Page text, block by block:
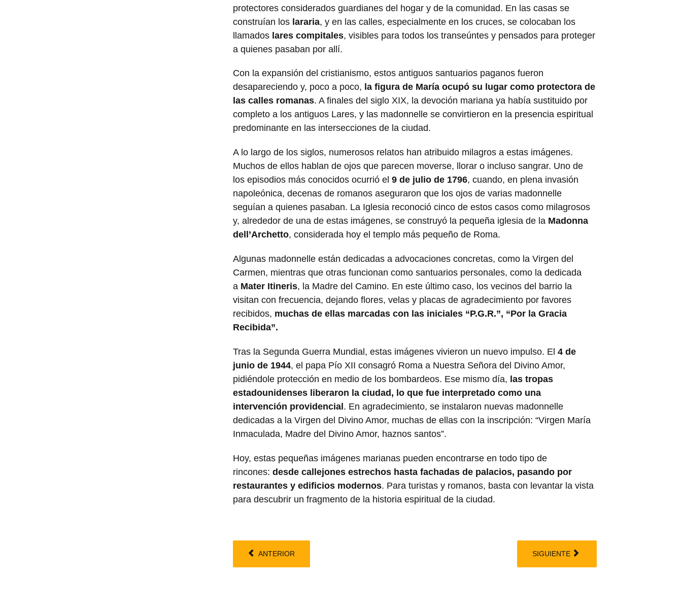
protectores considerados guardianes del hogar y de la comunidad. En las casas se
construían los lararia, y en las calles, especialmente en los cruces, se colocaban los
llamados lares compitales, visibles para todos los transeúntes y pensados para proteger
a quienes pasaban por allí.
Con la expansión del cristianismo, estos antiguos santuarios paganos fueron
desapareciendo y, poco a poco, la figura de María ocupó su lugar como protectora de
las calles romanas. A finales del siglo XIX, la devoción mariana ya había sustituido por
completo a los antiguos Lares, y las madonnelle se convirtieron en la presencia espiritual
predominante en las intersecciones de la ciudad.
A lo largo de los siglos, numerosos relatos han atribuido milagros a estas imágenes.
Muchos de ellos hablan de ojos que parecen moverse, llorar o incluso sangrar. Uno de
los episodios más conocidos ocurrió el 9 de julio de 1796, cuando, en plena invasión
napoleónica, decenas de romanos aseguraron que los ojos de varias madonnelle
seguían a quienes pasaban. La Iglesia reconoció cinco de estos casos como milagrosos
y, alrededor de una de estas imágenes, se construyó la pequeña iglesia de la Madonna
dell’Archetto, considerada hoy el templo más pequeño de Roma.
Algunas madonnelle están dedicadas a advocaciones concretas, como la Virgen del
Carmen, mientras que otras funcionan como santuarios personales, como la dedicada
a Mater Itineris, la Madre del Camino. En este último caso, los vecinos del barrio la
visitan con frecuencia, dejando flores, velas y placas de agradecimiento por favores
recibidos, muchas de ellas marcadas con las iniciales “P.G.R.”, “Por la Gracia
Recibida”.
Tras la Segunda Guerra Mundial, estas imágenes vivieron un nuevo impulso. El 4 de
junio de 1944, el papa Pío XII consagró Roma a Nuestra Señora del Divino Amor,
pidiéndole protección en medio de los bombardeos. Ese mismo día, las tropas
estadounidenses liberaron la ciudad, lo que fue interpretado como una
intervención providencial. En agradecimiento, se instalaron nuevas madonnelle
dedicadas a la Virgen del Divino Amor, muchas de ellas con la inscripción: “Virgen María
Inmaculada, Madre del Divino Amor, haznos santos”.
Hoy, estas pequeñas imágenes marianas pueden encontrarse en todo tipo de
rincones: desde callejones estrechos hasta fachadas de palacios, pasando por
restaurantes y edificios modernos. Para turistas y romanos, basta con levantar la vista
para descubrir un fragmento de la historia espiritual de la ciudad.
ANTERIOR SIGUIENTE